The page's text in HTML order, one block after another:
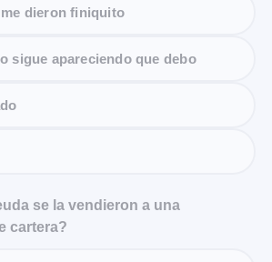
me dieron finiquito
sigue apareciendo que debo
se la vendieron a una
cartera?